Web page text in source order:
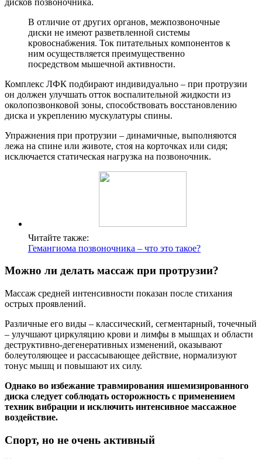
В отличие от других органов, межпозвоночные
диски не имеют разветвленной системы
кровоснабжения. Ток питательных компонентов к
ним осуществляется преимущественно
посредством мышечной активности.
Комплекс ЛФК подбирают индивидуально – при протрузии
он должен улучшать отток воспалительной жидкости из
околопозвонковой зоны, способствовать восстановлению
диска и укреплению мускулатуры спины.
Упражнения при протрузии – динамичные, выполняются
лежа на спине или животе, стоя на корточках или сидя;
исключается статическая нагрузка на позвоночник.
Читайте также:
Гемангиома позвоночника – что это такое?
Можно ли делать массаж при протрузии?
Массаж средней интенсивности показан после стихания
острых проявлений.
Различные его виды – классический, сегментарный, точечный
– улучшают циркуляцию крови и лимфы в мышцах и области
деструктивно-дегенеративных изменений, оказывают
болеутоляющее и рассасывающее действие, нормализуют
тонус мышц и повышают их силу.
Однако во избежание травмирования ишемизированного
диска следует соблюдать осторожность с применением
техник вибрации и исключить интенсивное массажное
воздействие.
Спорт, но не очень активный